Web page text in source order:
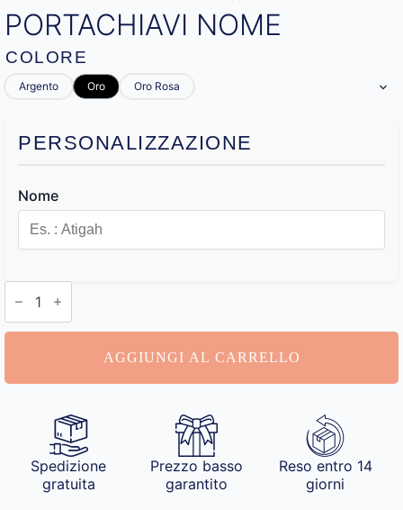
PORTACHIAVI NOME
COLORE
Argento Oro Oro Rosa
PERSONALIZZAZIONE
Nome
Portachiavi
Nome
AGGIUNGI AL CARRELLO
Spedizione
gratuita
Prezzo basso
garantito
Reso entro 14
giorni